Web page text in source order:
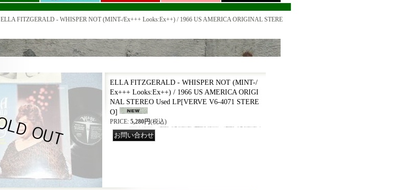
ELLA FITZGERALD - WHISPER NOT (MINT-/Ex+++ Looks:Ex++) / 1966 US AMERICA ORIGINAL STERE
ELLA FITZGERALD - WHISPER NOT (MINT-/
Ex+++ Looks:Ex++) / 1966 US AMERICA ORIGI
NAL STEREO Used LP[VERVE V6-4071 STERE
O]
PRICE: 5,280円(税込)